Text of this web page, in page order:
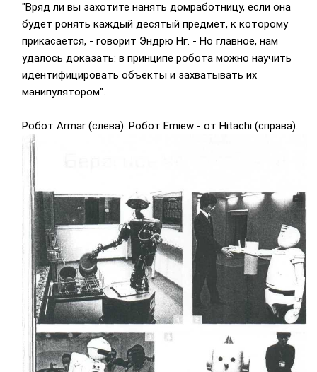
"Вряд ли вы захотите нанять домработницу, если она
будет ронять каждый десятый предмет, к которому
прикасается, - говорит Эндрю Нг. - Но главное, нам
удалось доказать: в принципе робота можно научить
идентифицировать объекты и захватывать их
манипулятором".
Робот Armar (слева). Робот Emiew - от Hitachi (справа).